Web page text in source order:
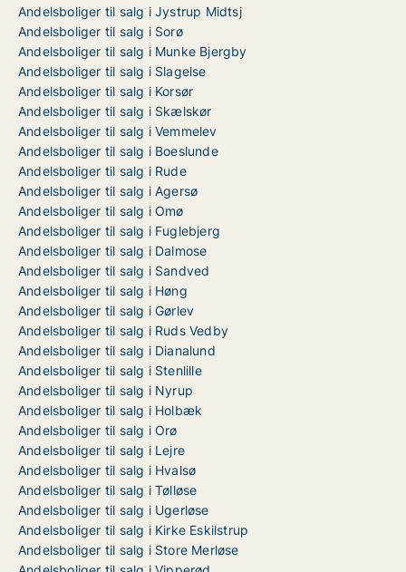
Andelsboliger til salg i Jystrup Midtsj
Andelsboliger til salg i Sorø
Andelsboliger til salg i Munke Bjergby
Andelsboliger til salg i Slagelse
Andelsboliger til salg i Korsør
Andelsboliger til salg i Skælskør
Andelsboliger til salg i Vemmelev
Andelsboliger til salg i Boeslunde
Andelsboliger til salg i Rude
Andelsboliger til salg i Agersø
Andelsboliger til salg i Omø
Andelsboliger til salg i Fuglebjerg
Andelsboliger til salg i Dalmose
Andelsboliger til salg i Sandved
Andelsboliger til salg i Høng
Andelsboliger til salg i Gørlev
Andelsboliger til salg i Ruds Vedby
Andelsboliger til salg i Dianalund
Andelsboliger til salg i Stenlille
Andelsboliger til salg i Nyrup
Andelsboliger til salg i Holbæk
Andelsboliger til salg i Orø
Andelsboliger til salg i Lejre
Andelsboliger til salg i Hvalsø
Andelsboliger til salg i Tølløse
Andelsboliger til salg i Ugerløse
Andelsboliger til salg i Kirke Eskilstrup
Andelsboliger til salg i Store Merløse